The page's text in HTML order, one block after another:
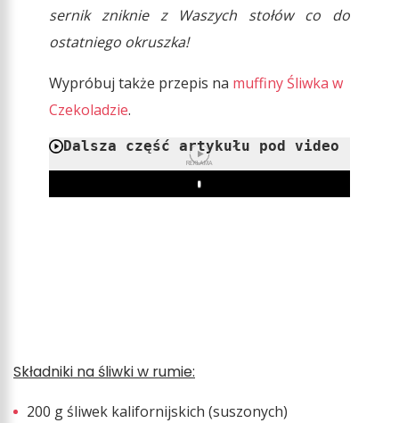
sernik zniknie z Waszych stołów co do
ostatniego okruszka!
Wypróbuj także przepis na muffiny Śliwka w
Czekoladzie.
Dalsza część artykułu pod video
REKLAMA
Play
Składniki na śliwki w rumie:
200 g śliwek kalifornijskich (suszonych)